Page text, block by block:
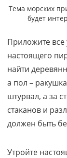
Тема морских
будет
Приложите все
настоящего
найти
а пол –
штурвал, а за
стаканов и
должен быть
Утройте